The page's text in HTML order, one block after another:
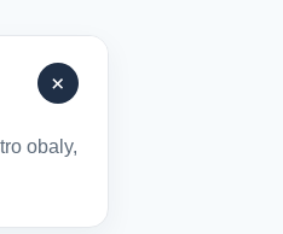
+
obaly,